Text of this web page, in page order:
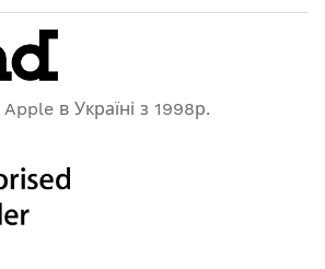
в Україні з 1998р.